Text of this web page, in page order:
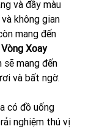
và đầy màu
không gian
mang đến
Xoay
sẽ mang đến
và bất ngờ.
có đồ uống
nghiệm thú vị